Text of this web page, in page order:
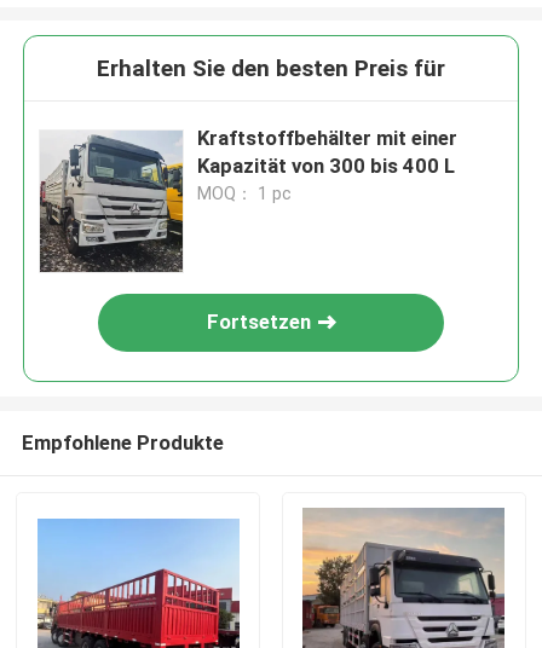
Erhalten Sie den besten Preis für
Kraftstoffbehälter mit einer
Kapazität von 300 bis 400 L
MOQ： 1 pc
Fortsetzen
Empfohlene Produkte